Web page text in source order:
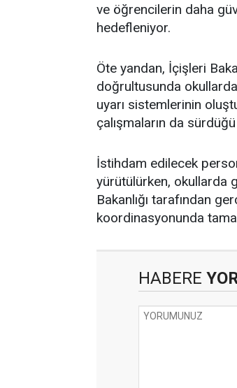
ve öğrencilerin daha
hedefleniyor.
Öte yandan, İçişleri
doğrultusunda okullarda
uyarı sistemlerinin
çalışmaların da
İstihdam edilecek
yürütülürken, okullarda
Bakanlığı tarafından
koordinasyonunda
HABERE